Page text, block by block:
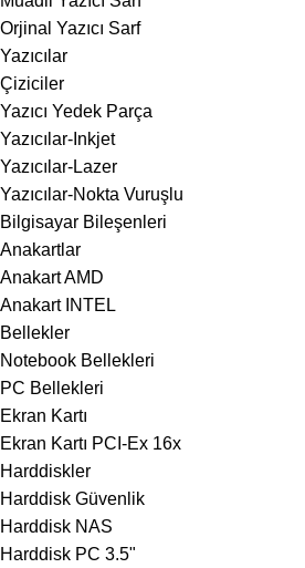
Orjinal Yazıcı Sarf
Yazıcılar
Çiziciler
Yazıcı Yedek Parça
Yazıcılar-Inkjet
Yazıcılar-Lazer
Yazıcılar-Nokta Vuruşlu
Bilgisayar Bileşenleri
Anakartlar
Anakart AMD
Anakart INTEL
Bellekler
Notebook Bellekleri
PC Bellekleri
Ekran Kartı
Ekran Kartı PCI-Ex 16x
Harddiskler
Harddisk Güvenlik
Harddisk NAS
Harddisk PC 3.5"